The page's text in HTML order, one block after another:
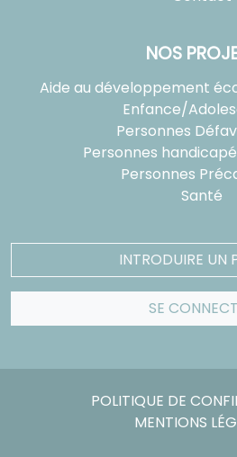
NOS
Aide au développement
Enfance/
Personnes
Personnes
Personnes
Santé
INTRODUIRE UN
SE
POLITIQUE DE
MENTIONS